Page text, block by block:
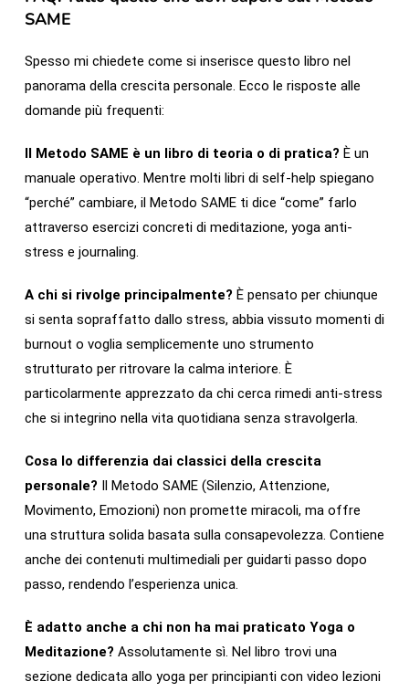
SAME
Spesso mi chiedete come si inserisce questo libro nel
panorama della crescita personale. Ecco le risposte alle
domande più frequenti:
Il Metodo SAME è un libro di teoria o di pratica? È un
manuale operativo. Mentre molti libri di self-help spiegano
“perché” cambiare, il Metodo SAME ti dice “come” farlo
attraverso esercizi concreti di meditazione, yoga anti-
stress e journaling.
A chi si rivolge principalmente? È pensato per chiunque
si senta sopraffatto dallo stress, abbia vissuto momenti di
burnout o voglia semplicemente uno strumento
strutturato per ritrovare la calma interiore. È
particolarmente apprezzato da chi cerca rimedi anti-stress
che si integrino nella vita quotidiana senza stravolgerla.
Cosa lo differenzia dai classici della crescita
personale? Il Metodo SAME (Silenzio, Attenzione,
Movimento, Emozioni) non promette miracoli, ma offre
una struttura solida basata sulla consapevolezza. Contiene
anche dei contenuti multimediali per guidarti passo dopo
passo, rendendo l’esperienza unica.
È adatto anche a chi non ha mai praticato Yoga o
Meditazione? Assolutamente sì. Nel libro trovi una
sezione dedicata allo yoga per principianti con video lezioni